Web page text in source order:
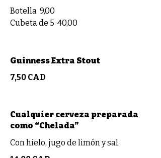
Botella 9,00
Cubeta de 5 40,00
Guinness Extra Stout
7,50 CAD
Cualquier cerveza preparada
como “Chelada”
Con hielo, jugo de limón y sal.